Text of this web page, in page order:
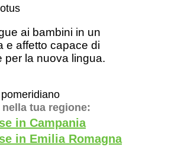
ai bambini in un
e affetto capace di
per la nuova lingua.
tua regione:
in Campania
in Emilia Romagna